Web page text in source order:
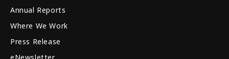
Annual Reports
Where We Work
Press Release